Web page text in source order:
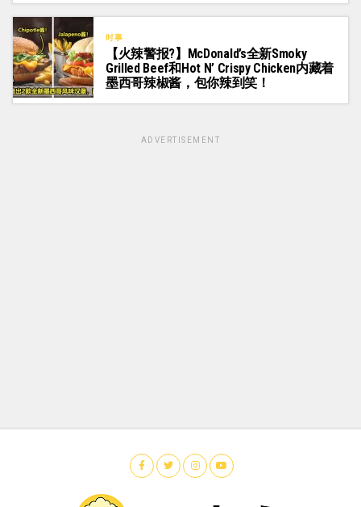
时事
【火辣警报?】McDonald’s全新Smoky
Grilled Beef和Hot N’ Crispy Chicken内藏着
墨西哥辣椒酱，包你辣到笑！
ADVERTISEMENT